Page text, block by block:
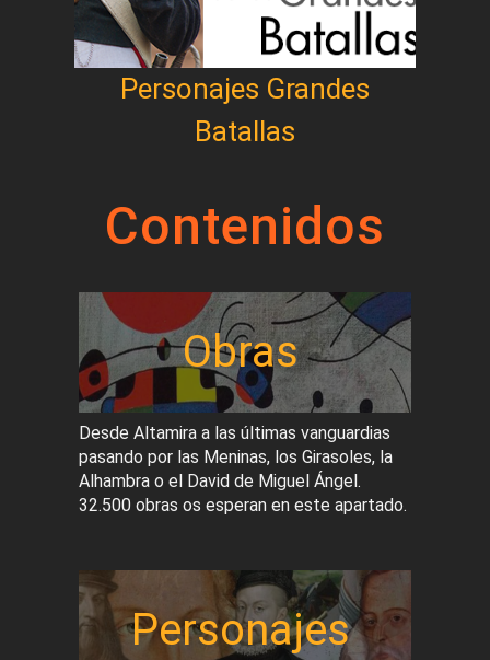
Personajes Grandes
Batallas
Contenidos
Obras
Desde Altamira a las últimas vanguardias
pasando por las Meninas, los Girasoles, la
Alhambra o el David de Miguel Ángel.
32.500 obras os esperan en este apartado.
Personajes